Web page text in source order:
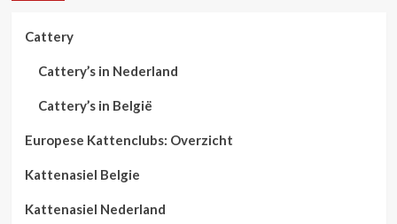
Cattery
Cattery’s in Nederland
Cattery’s in België
Europese Kattenclubs: Overzicht
Kattenasiel Belgie
Kattenasiel Nederland